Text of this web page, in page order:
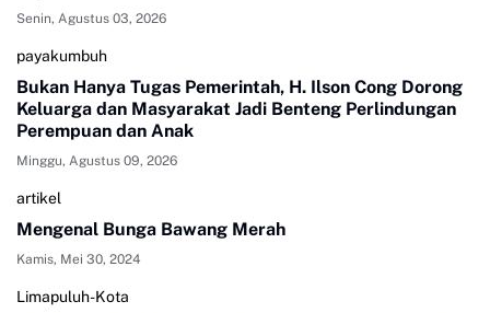
Senin, Agustus 03, 2026
payakumbuh
Bukan Hanya Tugas Pemerintah, H. Ilson Cong Dorong
Keluarga dan Masyarakat Jadi Benteng Perlindungan
Perempuan dan Anak
Minggu, Agustus 09, 2026
artikel
Mengenal Bunga Bawang Merah
Kamis, Mei 30, 2024
Limapuluh-Kota